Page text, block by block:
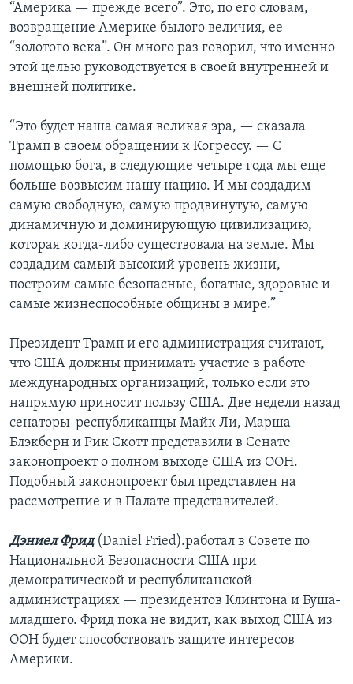
“Америка — прежде всего”. Это, по его словам,
возвращение Америке былого величия, ее
“золотого века”. Он много раз говорил, что именно
этой целью руководствуется в своей внутренней и
внешней политике.
“Это будет наша самая великая эра, — сказала
Трамп в своем обращении к Когрессу. — С
помощью бога, в следующие четыре года мы еще
больше возвысим нашу нацию. И мы создадим
самую свободную, самую продвинутую, самую
динамичную и доминирующую цивилизацию,
которая когда-либо существовала на земле. Мы
создадим самый высокий уровень жизни,
построим самые безопасные, богатые, здоровые и
самые жизнеспособные общины в мире.”
Президент Трамп и его администрация считают,
что США должны принимать участие в работе
международных организаций, только если это
напрямую приносит пользу США. Две недели назад
сенаторы-республиканцы Майк Ли, Марша
Блэкберн и Рик Скотт представили в Сенате
законопроект о полном выходе США из ООН.
Подобный законопроект был представлен на
рассмотрение и в Палате представителей.
Дэниел Фрид (Daniel Fried).работал в Совете по
Национальной Безопасности США при
демократической и республиканской
администрациях — президентов Клинтона и Буша-
младшего. Фрид пока не видит, как выход США из
ООН будет способствовать защите интересов
Америки.